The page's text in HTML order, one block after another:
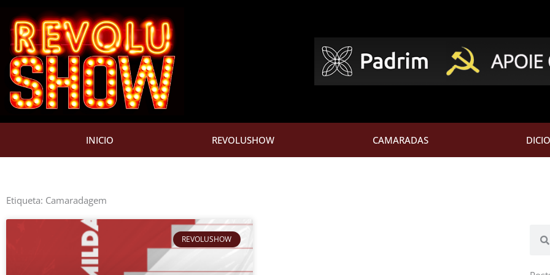
para
conteúdo
INICIO REVOLUSHOW CAMARADAS
Etiqueta: Camaradagem
REVOLUSHOW